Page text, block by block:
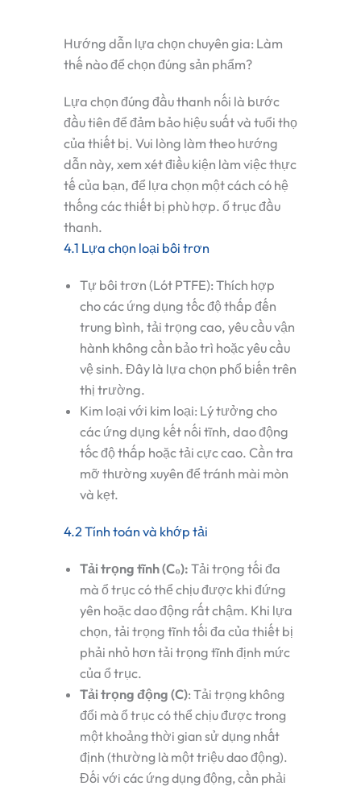
Hướng dẫn lựa chọn chuyên gia: Làm
thế nào để chọn đúng sản phẩm?
Lựa chọn đúng đầu thanh nối là bước
đầu tiên để đảm bảo hiệu suất và tuổi thọ
của thiết bị. Vui lòng làm theo hướng
dẫn này, xem xét điều kiện làm việc thực
tế của bạn, để lựa chọn một cách có hệ
thống các thiết bị phù hợp. ổ trục đầu
thanh.
4.1 Lựa chọn loại bôi trơn
Tự bôi trơn (Lót PTFE): Thích hợp
cho các ứng dụng tốc độ thấp đến
trung bình, tải trọng cao, yêu cầu vận
hành không cần bảo trì hoặc yêu cầu
vệ sinh. Đây là lựa chọn phổ biến trên
thị trường.
Kim loại với kim loại: Lý tưởng cho
các ứng dụng kết nối tĩnh, dao động
tốc độ thấp hoặc tải cực cao. Cần tra
mỡ thường xuyên để tránh mài mòn
và kẹt.
4.2 Tính toán và khớp tải
Tải trọng tĩnh (C₀): Tải trọng tối đa
mà ổ trục có thể chịu được khi đứng
yên hoặc dao động rất chậm. Khi lựa
chọn, tải trọng tĩnh tối đa của thiết bị
phải nhỏ hơn tải trọng tĩnh định mức
của ổ trục.
Tải trọng động (C): Tải trọng không
đổi mà ổ trục có thể chịu được trong
một khoảng thời gian sử dụng nhất
định (thường là một triệu dao động).
Đối với các ứng dụng động, cần phải